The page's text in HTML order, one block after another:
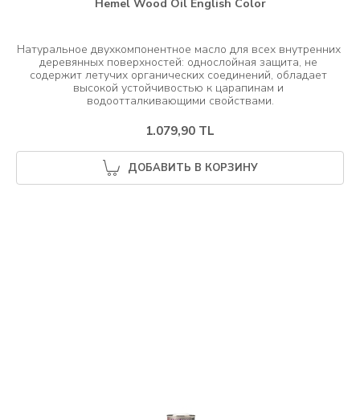
Hemel Wood Oil English Color
Натуральное двухкомпонентное масло для всех внутренних
деревянных поверхностей: однослойная защита, не
содержит летучих органических соединений, обладает
высокой устойчивостью к царапинам и
1.079,90 TL
ДОБАВИТЬ В КОРЗИНУ